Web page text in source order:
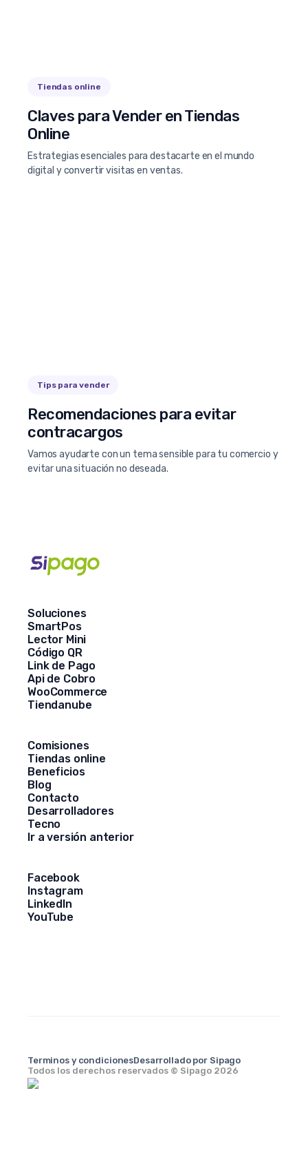
Tiendas online
Claves para Vender en Tiendas
Online
Estrategias esenciales para destacarte en el mundo
digital y convertir visitas en ventas.
Tips para vender
Recomendaciones para evitar
contracargos
Vamos ayudarte con un tema sensible para tu comercio y
evitar una situación no deseada.
Soluciones
SmartPos
Lector Mini
Código QR
Link de Pago
Api de Cobro
WooCommerce
Tiendanube
Comisiones
Tiendas online
Beneficios
Blog
Contacto
Desarrolladores
Tecno
Ir a versión anterior
Facebook
Instagram
LinkedIn
YouTube
Terminos y condicionesDesarrollado por Sipago
Todos los derechos reservados © Sipago 2026